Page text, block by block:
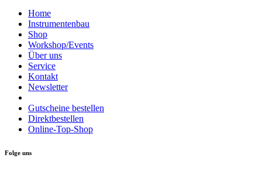
Home
Instrumentenbau
Shop
Workshop/Events
Über uns
Service
Kontakt
Newsletter
Gutscheine bestellen
Direktbestellen
Online-Top-Shop
Folge uns